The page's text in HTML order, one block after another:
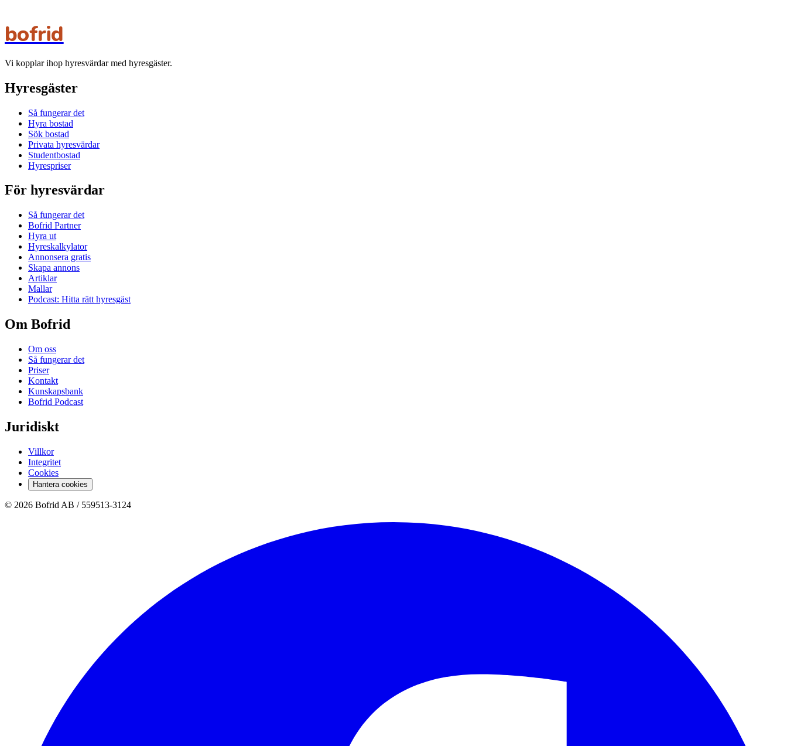
bofrid
Vi kopplar ihop hyresvärdar med hyresgäster.
Hyresgäster
Så fungerar det
Hyra bostad
Sök bostad
Privata hyresvärdar
Studentbostad
Hyrespriser
För hyresvärdar
Så fungerar det
Bofrid Partner
Hyra ut
Hyreskalkylator
Annonsera gratis
Skapa annons
Artiklar
Mallar
Podcast: Hitta rätt hyresgäst
Om Bofrid
Om oss
Så fungerar det
Priser
Kontakt
Kunskapsbank
Bofrid Podcast
Juridiskt
Villkor
Integritet
Cookies
Hantera cookies
© 2026 Bofrid AB / 559513-3124